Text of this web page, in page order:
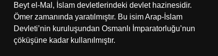
Beyt el-Mal, İslam devletlerindeki devlet hazinesidir.
Ömer zamanında yaratılmıştır. Bu isim Arap-İslam
Devleti’nin kuruluşundan Osmanlı İmparatorluğu’nun
çöküşüne kadar kullanılmıştır.